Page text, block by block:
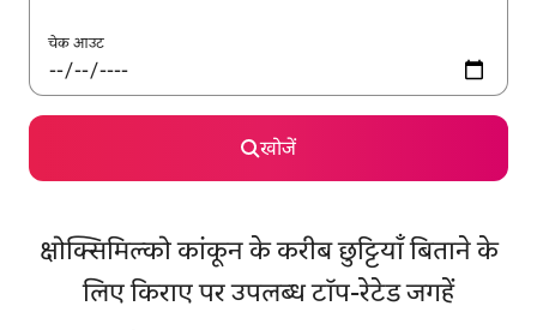
चेक आउट
खोजें
क्षोक्सिमिल्को कांकून के करीब छुट्टियाँ बिताने के
लिए किराए पर उपलब्ध टॉप-रेटेड जगहें